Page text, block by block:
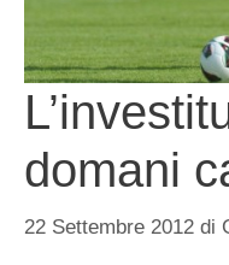
domani
22 Settembre 2012 di